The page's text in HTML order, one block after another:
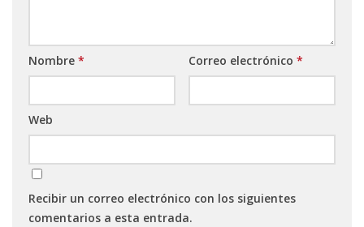
Nombre * Correo electrónico *
Web
Recibir un correo electrónico con los siguientes
comentarios a esta entrada.